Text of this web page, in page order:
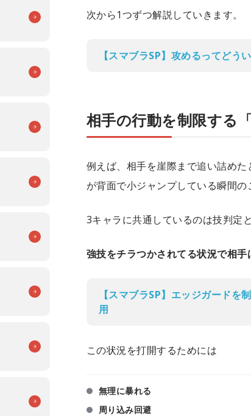
次から1つずつ解説していきます。
【スマブラSP】攻めるってどう
相手の行動を制限する
例えば、相手を崖際まで追い詰め
が背面で小ジャンプしている瞬間の
3キャラに共通しているのは技判定
強技をチラつかされてる状況で相手
【スマブラSP】エッジガード
用
この状況を打開するためには
無理に暴れる
周り込み回避